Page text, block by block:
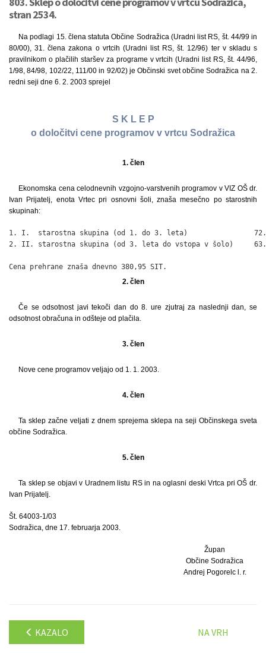
stran 2534.
Na podlagi 15. člena statuta Občine Sodražica (Uradni list RS, št. 44/99 in
80/00), 31. člena zakona o vrtcih (Uradni list RS, št. 12/96) ter v skladu s
pravilnikom o plačilih staršev za programe v vrtcih (Uradni list RS, št. 44/96,
1/98, 84/98, 102/22, 111/00 in 92/02) je Občinski svet občine Sodražica na 2.
redni seji dne 6. 2. 2003 sprejel
S K L E P
o določitvi cene programov v vrtcu Sodražica
1. člen
Ekonomska cena celodnevnih vzgojno-varstvenih programov v VIZ OŠ dr.
Ivan Prijatelj, enota Vrtec pri osnovni šoli, znaša mesečno po starostnih
skupinah:
1. I.  starostna skupina (od 1. do 3. leta)
2. II. starostna skupina (od 3. leta do vstopa v šolo)
Cena prehrane znaša dnevno 380,95 SIT.
2. člen
Če se odsotnost javi tekoči dan do 8. ure zjutraj za naslednji dan, se
odsotnost obračuna in odšteje od plačila.
3. člen
Nove cene programov veljajo od 1. 1. 2003.
4. člen
Ta sklep začne veljati z dnem sprejema sklepa na seji Občinskega sveta
občine Sodražica.
5. člen
Ta sklep se objavi v Uradnem listu RS in na oglasni deski Vrtca pri OŠ dr.
Ivan Prijatelj.
Št. 64003-1/03
Sodražica, dne 17. februarja 2003.
Župan
Občine Sodražica
Andrej Pogorelc l. r.
KAZALO NA VRH